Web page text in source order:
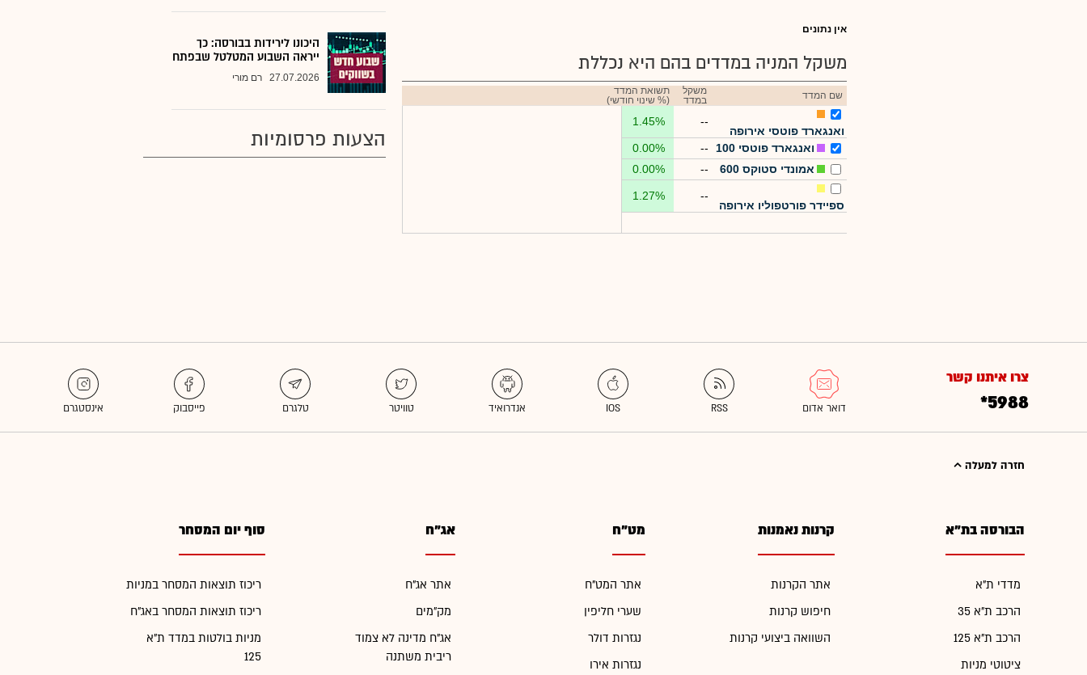
אין נתונים
משקל המניה במדדים בהם היא נכללת
שם המדד
משקל
במדד
תשואת המדד
(% שינוי חודשי)
ואנגארד פוטסי אירופה
--
1.45%
ואנגארד פוטסי 100 --
0.00%
אמונדי סטוקס 600
--
0.00%
ספיידר פורטפוליו אירופה
--
1.27%
היכונו לירידות בבורסה: כך
ייראה השבוע המטלטל שבפתח
27.07.2026 רם מורי
הצעות פרסומיות
צרו איתנו קשר
*5988
חזרה למעלה
הבורסה בת"א
מדדי ת"א
הרכב ת"א 35
הרכב ת"א 125
ציטוטי מניות
קרנות נאמנות
אתר הקרנות
חיפוש קרנות
השוואה ביצועי קרנות
מט"ח
אתר המט"ח
שערי חליפין
נגזרות דולר
נגזרות אירו
אג"ח
אתר אג"ח
מק"מים
אג"ח מדינה לא צמוד
ריבית משתנה
סוף יום המסחר
ריכוז תוצאות המסחר במניות
ריכוז תוצאות המסחר באג"ח
מניות בולטות במדד ת"א
125